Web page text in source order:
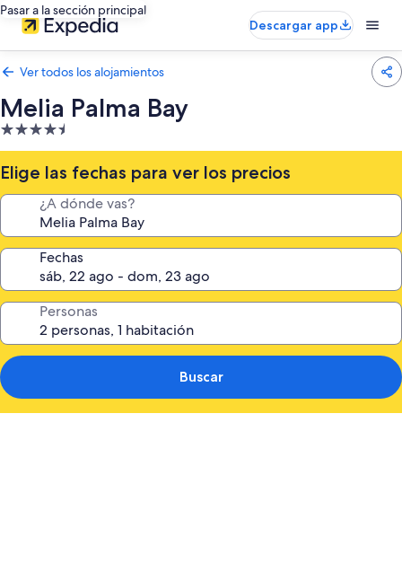
Pasar a la sección principal
Descargar app
Ver todos los alojamientos
Melia Palma Bay
Alojamiento
de
4.5 estrellas
Elige las fechas para ver los precios
¿A dónde vas?
Fechas
Personas
Buscar